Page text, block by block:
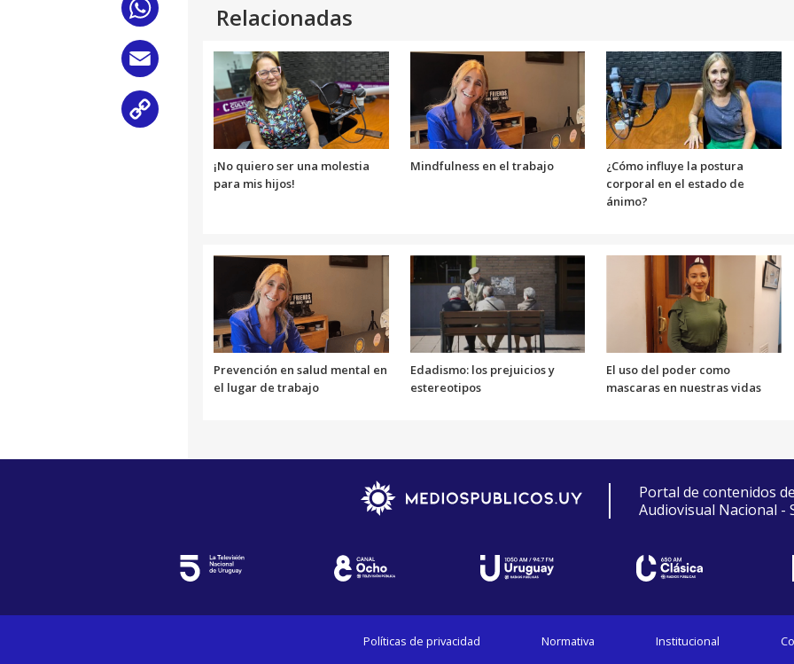
WhatsAppRelacionadas
¡No quiero ser una molestia
para mis hijos!
Mindfulness en el trabajo
¿Cómo influye la postura
corporal en el estado de
ánimo?
Prevención en salud mental en
el lugar de trabajo
Edadismo: los prejuicios y
estereotipos
El uso del poder como
mascaras en nuestras vidas
Portal de contenidos
Audiovisual Nacional -
Políticas de privacidad Normativa Institucional